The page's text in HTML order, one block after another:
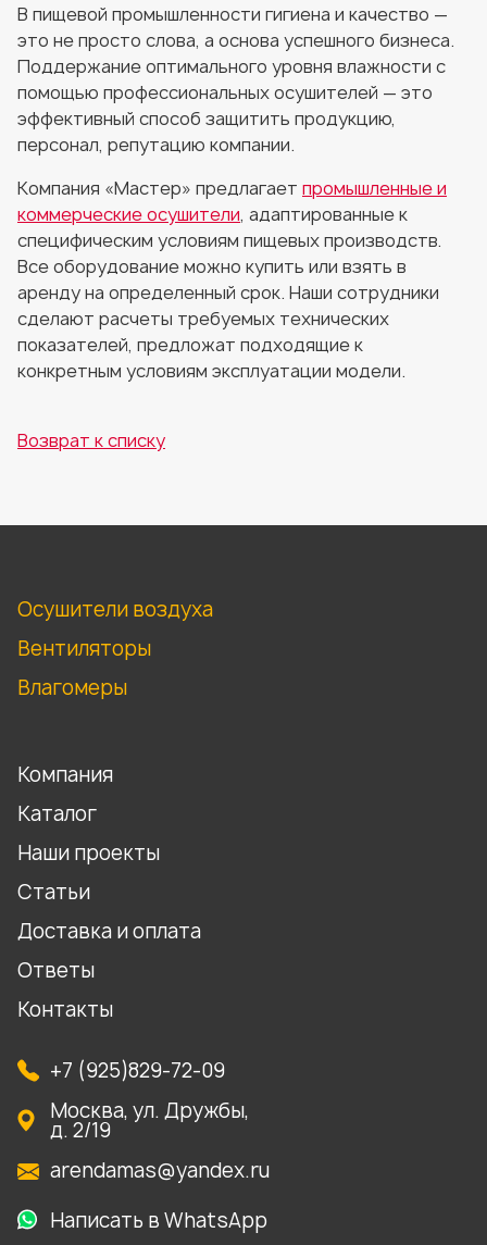
В пищевой промышленности гигиена и качество —
это не просто слова, а основа успешного бизнеса.
Поддержание оптимального уровня влажности с
помощью профессиональных осушителей — это
эффективный способ защитить продукцию,
персонал, репутацию компании.
Компания «Мастер» предлагает промышленные и
коммерческие осушители, адаптированные к
специфическим условиям пищевых производств.
Все оборудование можно купить или взять в
аренду на определенный срок. Наши сотрудники
сделают расчеты требуемых технических
показателей, предложат подходящие к
конкретным условиям эксплуатации модели.
Возврат к списку
Осушители воздуха
Вентиляторы
Влагомеры
Компания
Каталог
Наши проекты
Статьи
Доставка и оплата
Ответы
Контакты
+7 (925)829-72-09
Москва, ул. Дружбы,
д. 2/19
arendamas@yandex.ru
Написать в WhatsApp